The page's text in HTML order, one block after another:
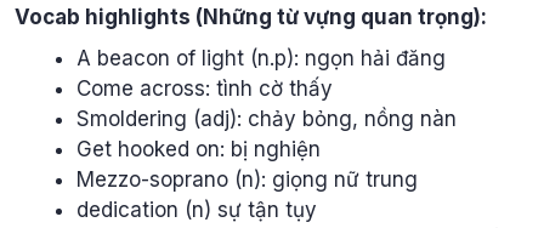
Vocab highlights (Những từ vựng quan trọng):
A beacon of light (n.p): ngọn hải đăng
Come across: tình cờ thấy
Smoldering (adj): chảy bỏng, nồng nàn
Get hooked on: bị nghiện
Mezzo-soprano (n): giọng nữ trung
dedication (n) sự tận tụy